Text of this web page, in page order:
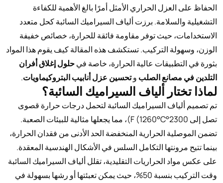
الحفاظ على العزل الحراري الأمثل أمرًا بالغ الأهمية للكفاءة
التشغيلية والسلامة. برزت ألياف السيراميك السائبة كحل متعدد
الاستخدامات، حيث توفر مقاومة فائقة للحرارة، خصائص خفيفة
الوزن، وسهولة التركيب. تستكشف هذه المقالة كيف يقوم هذا المواد
بثورة في التطبيقات عالية الحرارة، خاصة فيحلول إغلاق أفران
التلدين في مصانع الصلب وتحسين عزل أنابيب البتروكيماويات.
لماذا تختار ألياف السيراميك السائبة؟
تم تصميم ألياف السيراميك السائبة لتحمل درجات حرارة قصوى
تصل إلى 2300°F (1260°C)، مما يجعلها مثالية للبيئات الصعبة.
تضمن الموصلية الحرارية المنخفضة الحد الأدنى من فقدان الحرارة،
بينما تتيح مرونتها التكامل السلس في الأشكال الهندسية المعقدة.
على عكس مواد الحراريات التقليدية، تقلل ألياف السيراميك السائبة
وقت التركيب بنسبة 50%، حيث يمكن تعبئتها أو رشها بسهولة في